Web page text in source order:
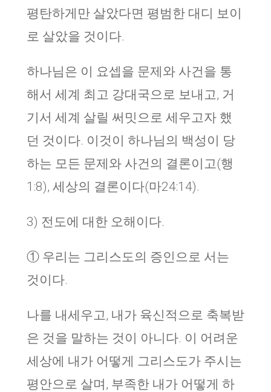
평탄하게만 살았다면 평범한 대디 보이
로 살았을 것이다.
하나님은 이 요셉을 문제와 사건을 통
해서 세계 최고 강대국으로 보내고, 거
기서 세계 살릴 써밋으로 세우고자 했
던 것이다. 이것이 하나님의 백성이 당
하는 모든 문제와 사건의 결론이고(행
1:8), 세상의 결론이다(마24:14).
3) 전도에 대한 오해이다.
① 우리는 그리스도의 증인으로 서는
것이다.
나를 내세우고, 내가 육신적으로 축복받
은 것을 말하는 것이 아니다. 이 어려운
세상에 내가 어떻게 그리스도가 주시는
평안으로 살며, 부족한 내가 어떻게 하